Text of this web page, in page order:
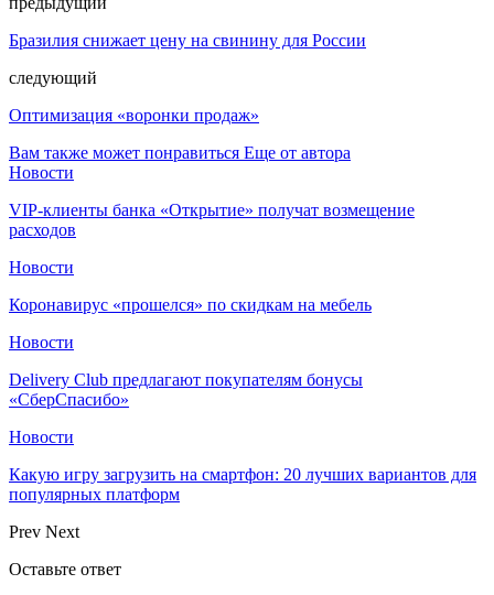
Бразилия снижает цену на свинину для России
следующий
Оптимизация «воронки продаж»
Вам также может понравиться Еще от автора
Новости
VIP-клиенты банка «Открытие» получат возмещение
расходов
Новости
Коронавирус «прошелся» по скидкам на мебель
Новости
Delivery Club предлагают покупателям бонусы
«СберСпасибо»
Новости
Какую игру загрузить на смартфон: 20 лучших вариантов для
популярных платформ
Prev Next
Оставьте ответ